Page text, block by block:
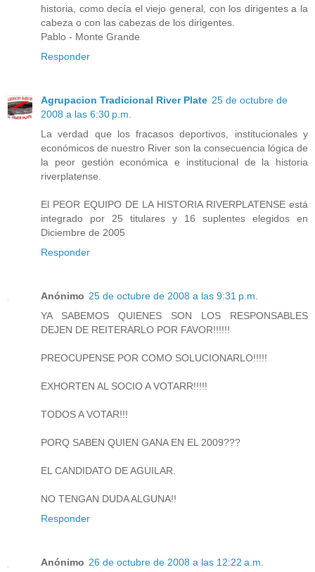
historia, como decía el viejo general, con los dirigentes a la
cabeza o con las cabezas de los dirigentes.
Pablo - Monte Grande
Responder
Agrupacion Tradicional River Plate 25 de octubre de
2008 a las 6:30 p.m.
La verdad que los fracasos deportivos, institucionales y
económicos de nuestro River son la consecuencia lógica de
la peor gestión económica e institucional de la historia
riverplatense.
El PEOR EQUIPO DE LA HISTORIA RIVERPLATENSE está
integrado por 25 titulares y 16 suplentes elegidos en
Diciembre de 2005
Responder
Anónimo 25 de octubre de 2008 a las 9:31 p.m.
YA SABEMOS QUIENES SON LOS RESPONSABLES
DEJEN DE REITERARLO POR FAVOR!!!!!!
PREOCUPENSE POR COMO SOLUCIONARLO!!!!!
EXHORTEN AL SOCIO A VOTARR!!!!!
TODOS A VOTAR!!!
PORQ SABEN QUIEN GANA EN EL 2009???
EL CANDIDATO DE AGUILAR.
NO TENGAN DUDA ALGUNA!!
Responder
Anónimo 26 de octubre de 2008 a las 12:22 a.m.